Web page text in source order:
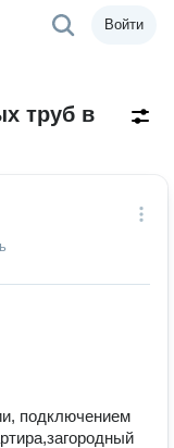
Войти
труб в
подключением